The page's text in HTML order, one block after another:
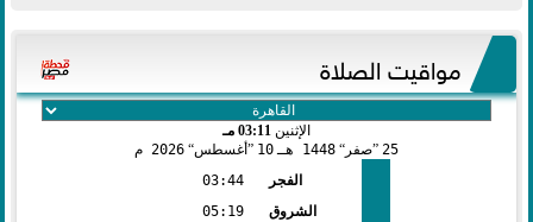
مواقيت الصلاة
الإثنين 03:11 مـ
25 صفر 1448 هـ 10 أغسطس 2026 م
الفجر
03:44
الشروق
05:19